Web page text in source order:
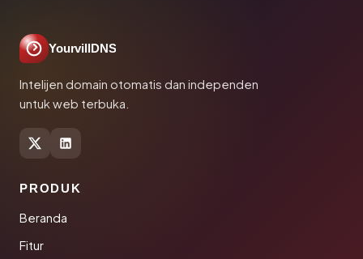
YourvillDNS
Intelijen domain otomatis dan independen
untuk web terbuka.
PRODUK
Beranda
Fitur